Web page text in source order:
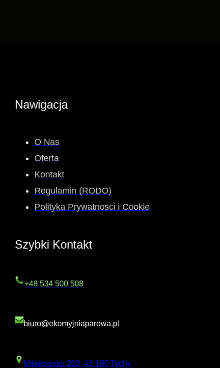
Nawigacja
O Nas
Oferta
Kontakt
Regulamin (RODO)
Polityka Prywatnosci i Cookie
Szybki Kontakt
+48 534 500 508
biuro@ekomyjniaparowa.pl
Mikołowska 203, 43-100 Tychy